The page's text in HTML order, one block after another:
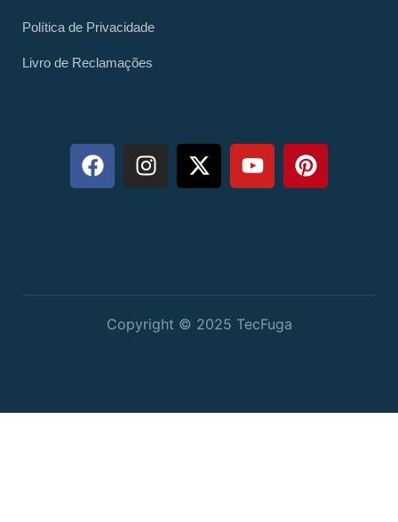
Política de Privacidade
Livro de Reclamações
Copyright © 2025 TecFuga